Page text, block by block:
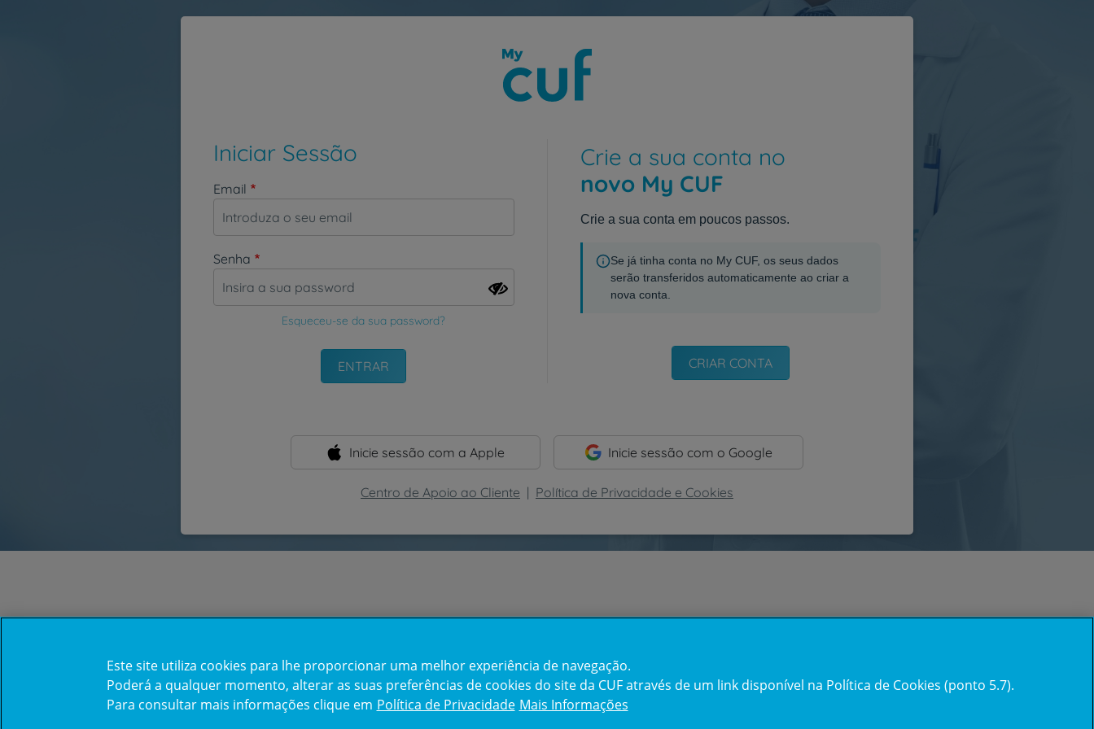
Iniciar Sessão
Email
Senha
Esqueceu-se da sua password?
Crie a sua conta no
novo My CUF
Crie a sua conta em poucos passos.
Se já tinha conta no My CUF, os seus dados
serão transferidos automaticamente ao criar a
nova conta.
CRIAR CONTA
Inicie sessão com a Apple Inicie sessão com o Google
Centro de Apoio ao Cliente | Política de Privacidade e Cookies
Este site utiliza cookies para lhe proporcionar uma melhor experiência de navegação.
Poderá a qualquer momento, alterar as suas preferências de cookies do site da CUF através de um link disponível na Política de Cookies (ponto 5.7).
Para consultar mais informações clique em Política de Privacidade Mais Informações